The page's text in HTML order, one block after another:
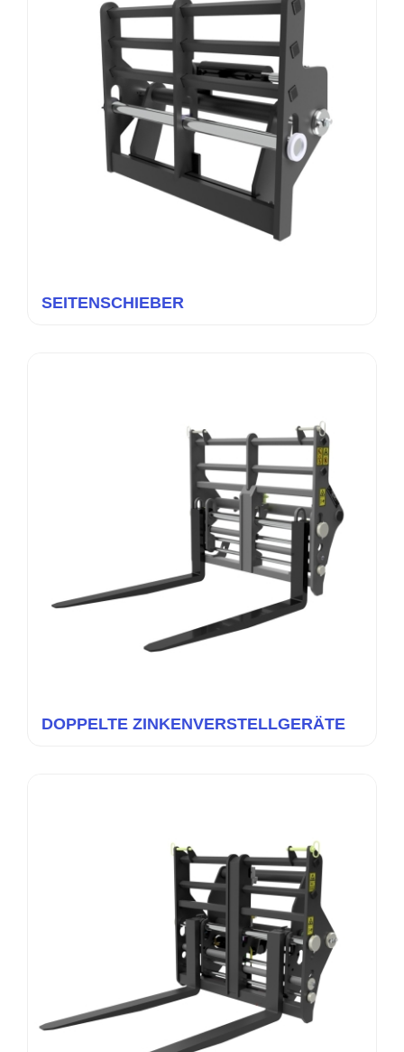
SEITENSCHIEBER
DOPPELTE ZINKENVERSTELLGERÄTE